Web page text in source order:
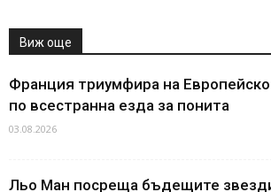
Виж още
Франция триумфира на
по всестранна езда за понита
03.08.2026
Льо Ман посреща бъдещите